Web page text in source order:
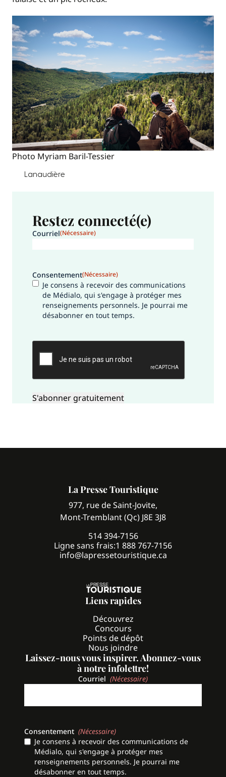
Photo Myriam Baril-Tessier
Lanaudière
Restez connecté(e)
Courriel(Nécessaire)
Consentement(Nécessaire)
Je consens à recevoir des communications
de Médialo, qui s'engage à protéger mes
renseignements personnels. Je pourrai me
désabonner en tout temps.
CAPTCHA
La Presse Touristique
977, rue de Saint-Jovite,
Mont-Tremblant (Qc) J8E 3J8
514 394-7156
Ligne sans frais:1 888 767-7156
info@lapressetouristique.ca
Liens rapides
Découvrez
Concours
Points de dépôt
Nous joindre
Laissez-nous vous inspirer. Abonnez-vous
à notre infolettre!
Courriel (Nécessaire)
Consentement (Nécessaire)
Je consens à recevoir des communications de
Médialo, qui s'engage à protéger mes
renseignements personnels. Je pourrai me
désabonner en tout temps.